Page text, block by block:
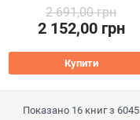
2 691,00 грн
2 152,00 грн
Купити
Показано 16 книг з 6045